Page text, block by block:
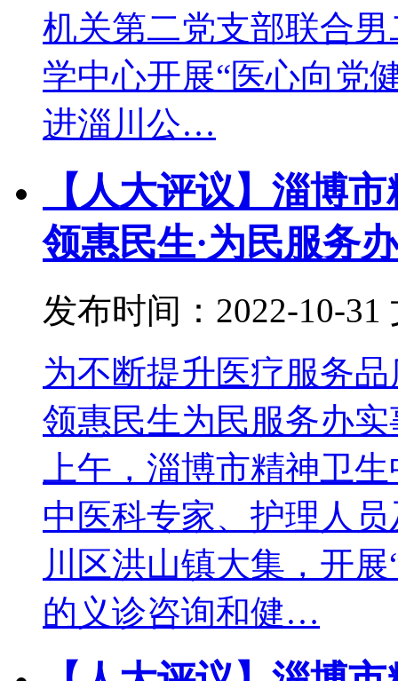
机关第二党支部联合
学中心开展“医心向党
进淄川公…
【人大评议】淄博
领惠民生·为民服务
发布时间：2022-10-31
为不断提升医疗服务
领惠民生为民服务办
上午，淄博市精神卫
中医科专家、护理人
川区洪山镇大集，开
的义诊咨询和健…